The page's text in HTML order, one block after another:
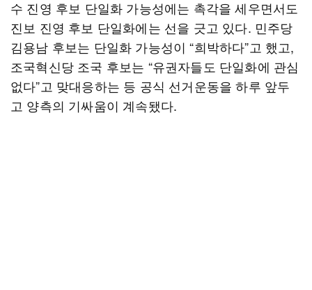
수 진영 후보 단일화 가능성에는 촉각을 세우면서도
진보 진영 후보 단일화에는 선을 긋고 있다. 민주당
김용남 후보는 단일화 가능성이 “희박하다”고 했고,
조국혁신당 조국 후보는 “유권자들도 단일화에 관심
없다”고 맞대응하는 등 공식 선거운동을 하루 앞두
고 양측의 기싸움이 계속됐다.